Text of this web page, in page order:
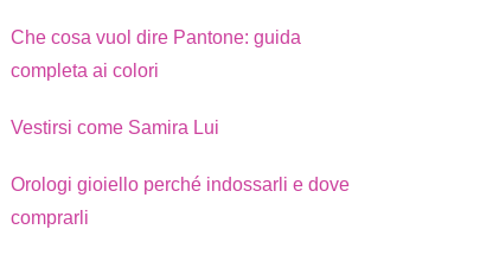
Che cosa vuol dire Pantone: guida
completa ai colori
Vestirsi come Samira Lui
Orologi gioiello perché indossarli e dove
comprarli